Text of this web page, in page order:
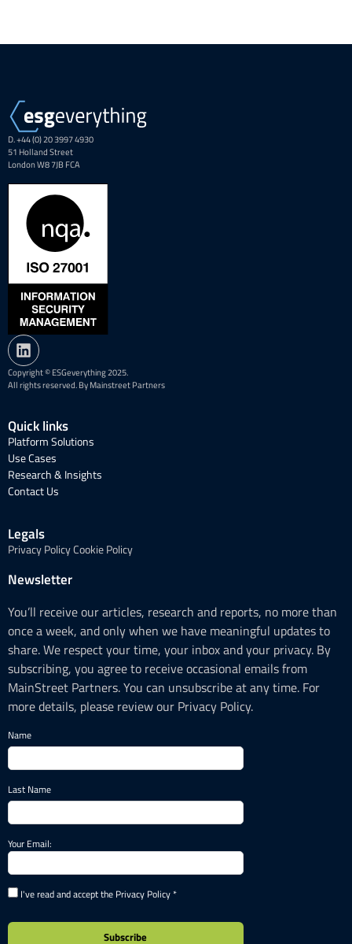
D. +44 (0) 20 3997 4930
51 Holland Street
London W8 7JB FCA
Copyright © ESGeverything 2025.
All rights reserved. By Mainstreet Partners
Quick links
Platform Solutions
Use Cases
Research & Insights
Contact Us
Legals
Privacy PolicyCookie Policy
Newsletter
You’ll receive our articles, research and reports, no more than
once a week, and only when we have meaningful updates to
share. We respect your time, your inbox and your privacy. By
subscribing, you agree to receive occasional emails from
MainStreet Partners. You can unsubscribe at any time. For
more details, please review our Privacy Policy.
Name
Last Name
Your Email:
I've read and accept the Privacy Policy *